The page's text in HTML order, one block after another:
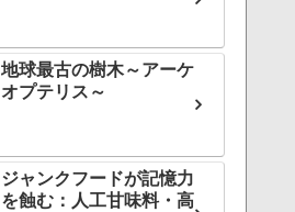
地球最古の樹木～アーケ
オプテリス～
ジャンクフードが記憶力
を蝕む：人工甘味料・高